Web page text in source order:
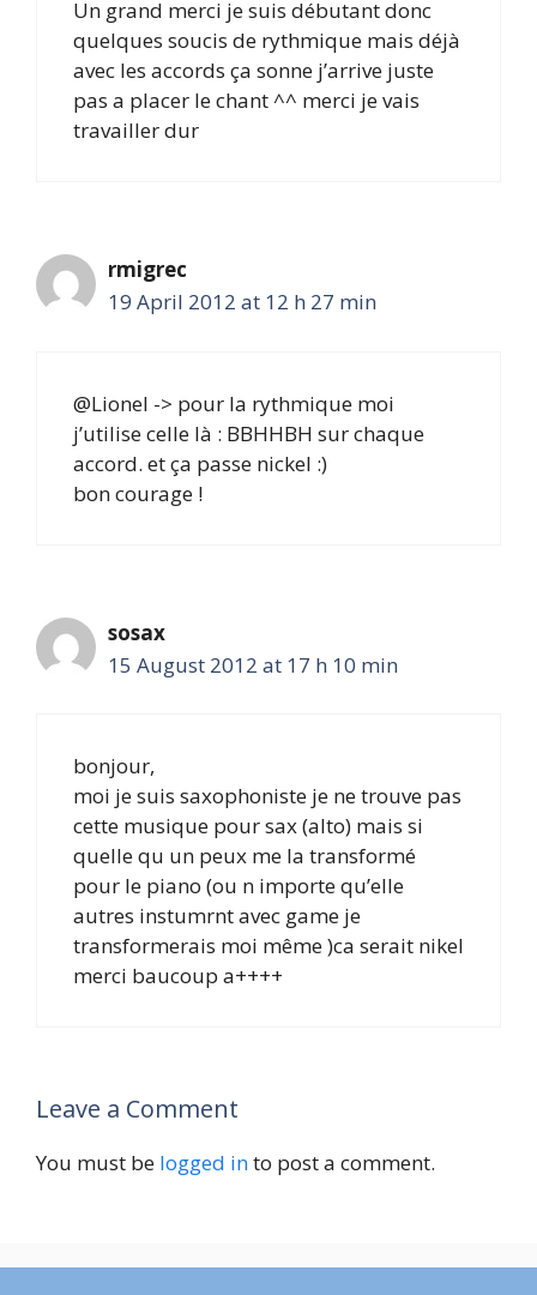
Un grand merci je suis débutant donc
quelques soucis de rythmique mais déjà
avec les accords ça sonne j’arrive juste
pas a placer le chant ^^ merci je vais
travailler dur
rmigrec
19 April 2012 at 12 h 27 min
@Lionel -> pour la rythmique moi
j’utilise celle là : BBHHBH sur chaque
accord. et ça passe nickel :)
bon courage !
sosax
15 August 2012 at 17 h 10 min
bonjour,
moi je suis saxophoniste je ne trouve pas
cette musique pour sax (alto) mais si
quelle qu un peux me la transformé
pour le piano (ou n importe qu’elle
autres instumrnt avec game je
transformerais moi même )ca serait nikel
merci baucoup a++++
Leave a Comment
You must be logged into post a comment.